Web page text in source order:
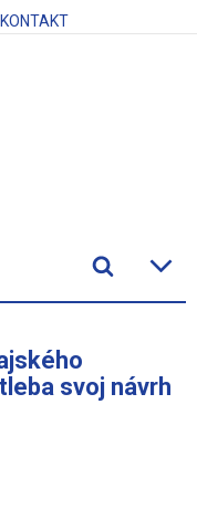
KONTAKT
svoj návrh